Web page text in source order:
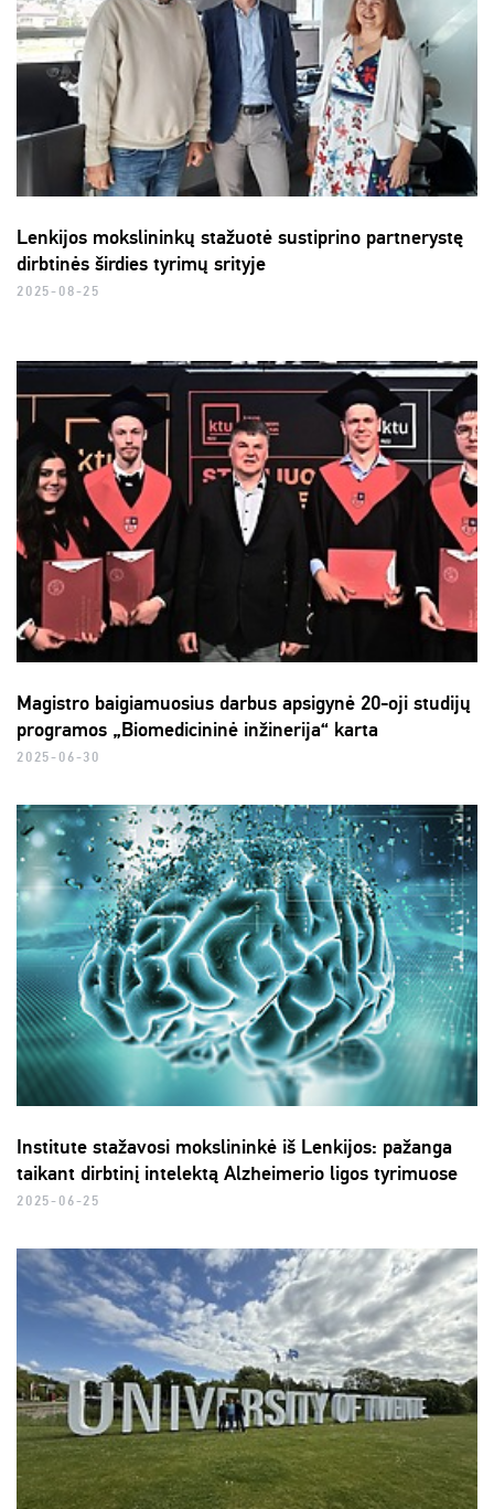
Lenkijos mokslininkų stažuotė sustiprino partnerystę
dirbtinės širdies tyrimų srityje
2025-08-25
Magistro baigiamuosius darbus apsigynė 20-oji studijų
programos „Biomedicininė inžinerija“ karta
2025-06-30
Institute stažavosi mokslininkė iš Lenkijos: pažanga
taikant dirbtinį intelektą Alzheimerio ligos tyrimuose
2025-06-25